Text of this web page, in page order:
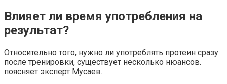
Влияет ли время употребления на
результат?
Относительно того, нужно ли употреблять протеин сразу
после тренировки, существует несколько нюансов.
поясняет эксперт Мусаев.